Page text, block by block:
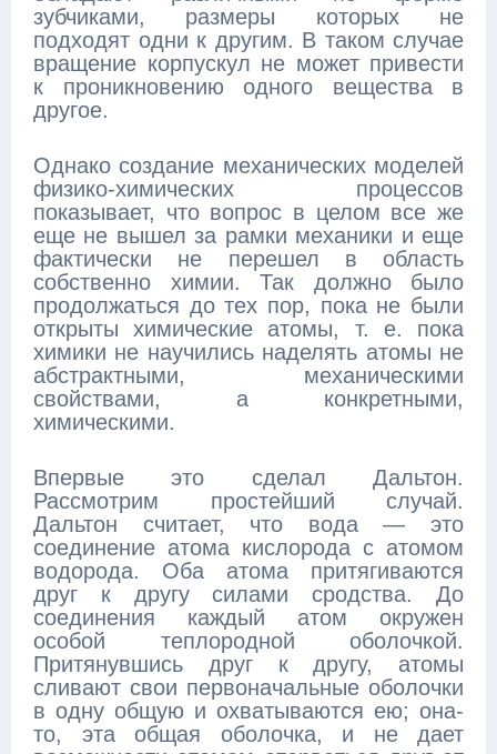
зубчиками, размеры которых не
подходят одни к другим. В таком случае
вращение корпускул не может привести
к проникновению одного вещества в
другое.
Однако создание механических моделей
физико-химических процессов
показывает, что вопрос в целом все же
еще не вышел за рамки механики и еще
фактически не перешел в область
собственно химии. Так должно было
продолжаться до тех пор, пока не были
открыты химические атомы, т. е. пока
химики не научились наделять атомы не
абстрактными, механическими
свойствами, а конкретными,
химическими.
Впервые это сделал Дальтон.
Рассмотрим простейший случай.
Дальтон считает, что вода — это
соединение атома кислорода с атомом
водорода. Оба атома притягиваются
друг к другу силами сродства. До
соединения каждый атом окружен
особой теплородной оболочкой.
Притянувшись друг к другу, атомы
сливают свои первоначальные оболочки
в одну общую и охватываются ею; она-
то, эта общая оболочка, и не дает